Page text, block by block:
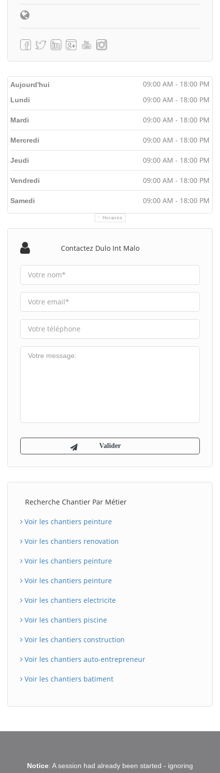
Aujourd'hui 09:00 AM - 18:00 PM
Horaires
Lundi 09:00 AM - 18:00 PM
Mardi 09:00 AM - 18:00 PM
Mercredi 09:00 AM - 18:00 PM
Jeudi 09:00 AM - 18:00 PM
Vendredi 09:00 AM - 18:00 PM
Samedi 09:00 AM - 18:00 PM
Contactez Dulo Int Malo
Recherche Chantier Par Métier
Voir les chantiers peinture
Voir les chantiers renovation
Voir les chantiers peinture
Voir les chantiers peinture
Voir les chantiers electricite
Voir les chantiers piscine
Voir les chantiers construction
Voir les chantiers auto-entrepreneur
Voir les chantiers batiment
Notice: A session had already been started - ignoring
B
Assistant en ligne